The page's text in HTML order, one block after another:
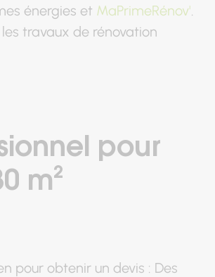
énergies et MaPrimeRénov'.
travaux de rénovation
pour
m²
pour obtenir un devis : Des